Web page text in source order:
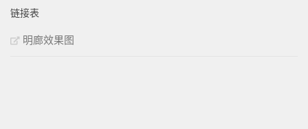
链接表
明廊效果图